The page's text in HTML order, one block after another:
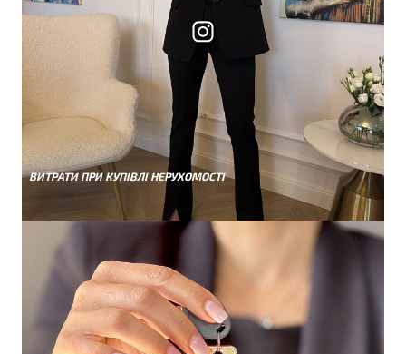
ВИТРАТИ ПРИ КУПІВЛІ НЕРУХОМОСТІ